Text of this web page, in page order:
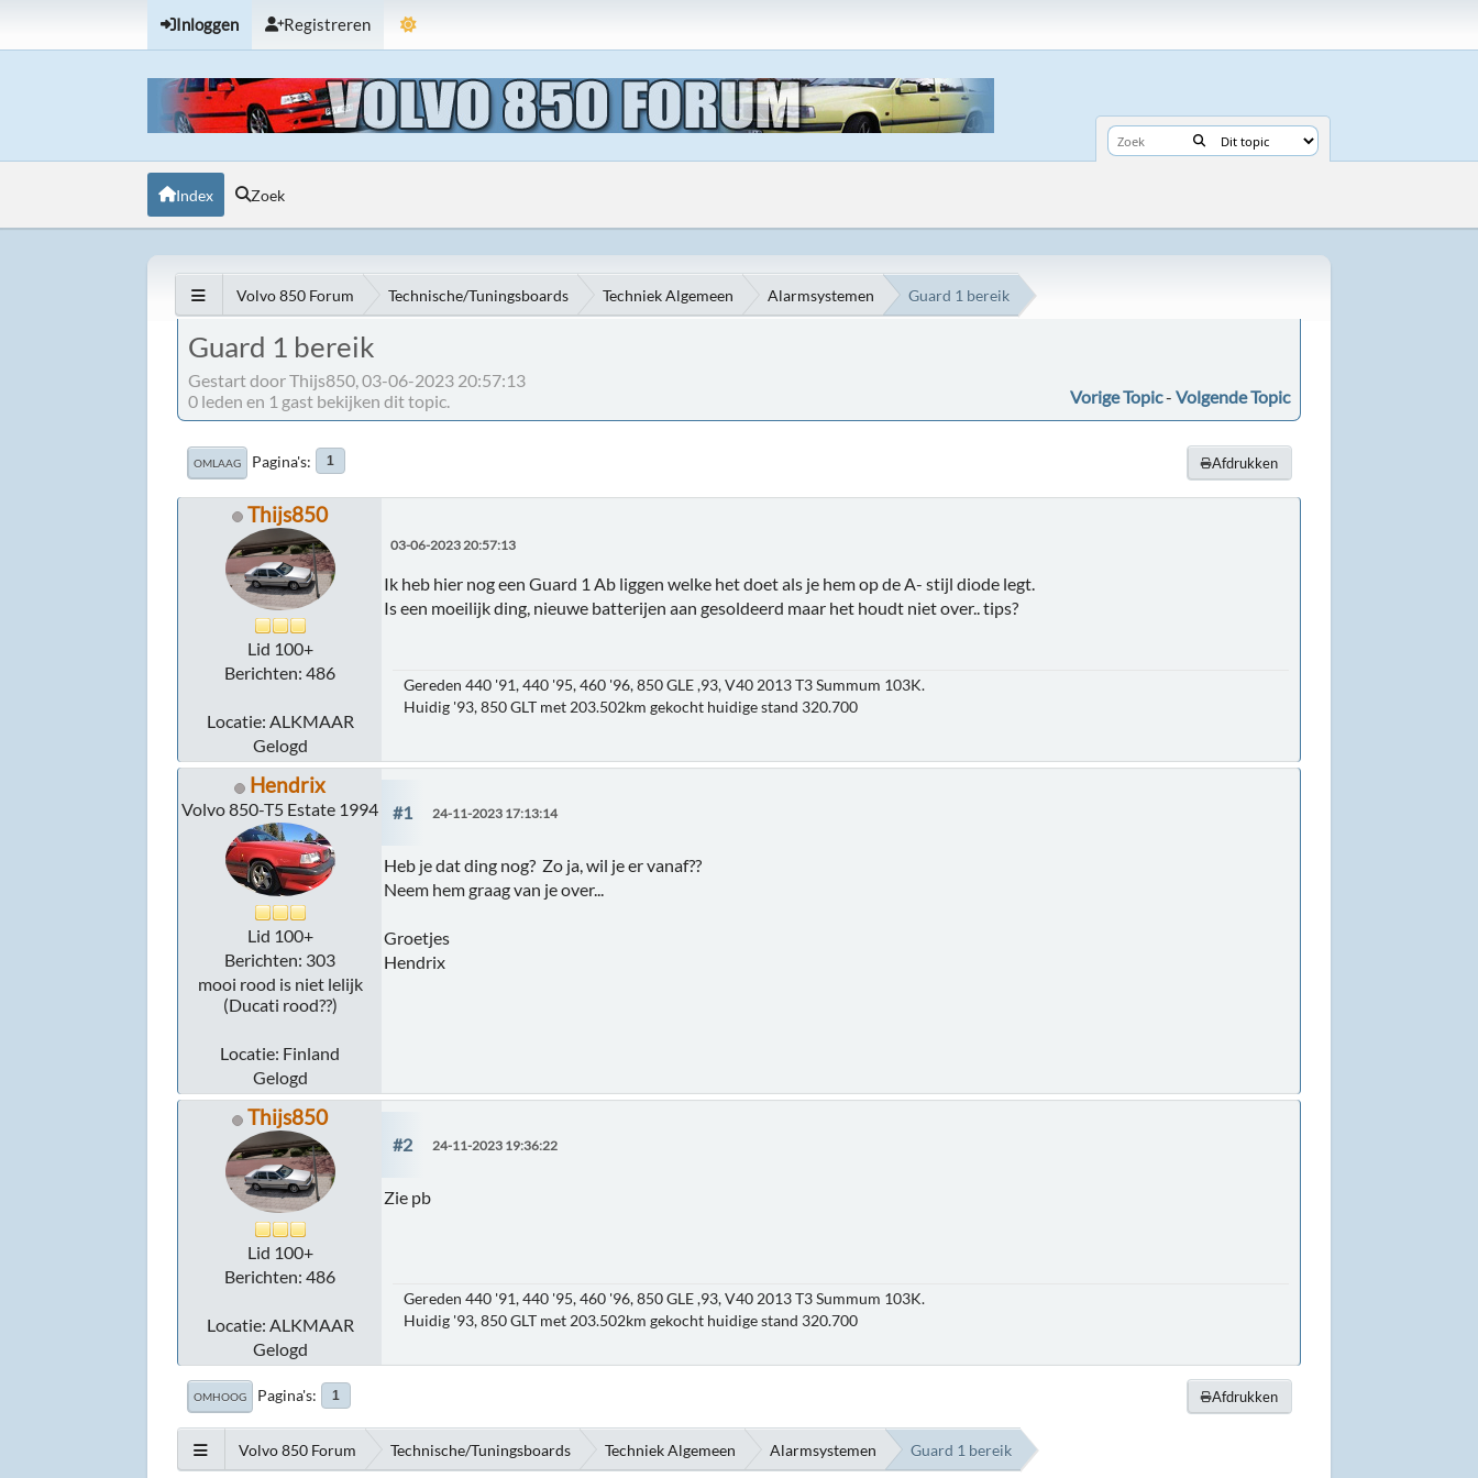
Inloggen Registreren
Index Zoek
Volvo 850 Forum Technische/Tuningsboards Techniek Algemeen Alarmsystemen Guard 1 bereik
Guard 1 bereik
Gestart door Thijs850, 03-06-2023 20:57:13
Vorige Topic- Volgende Topic
0 leden en 1 gast bekijken dit topic.
Afdrukken
OMLAAG Pagina's 1
Thijs850
Lid 100+
Berichten: 486
Locatie: ALKMAAR
Gelogd
03-06-2023 20:57:13
Ik heb hier nog een Guard 1 Ab liggen welke het doet als je hem op de A- stijl diode legt.
Is een moeilijk ding, nieuwe batterijen aan gesoldeerd maar het houdt niet over.. tips?
Gereden 440 '91, 440 '95, 460 '96, 850 GLE ,93, V40 2013 T3 Summum 103K.
Huidig '93, 850 GLT met 203.502km gekocht huidige stand 320.700
Hendrix
Volvo 850-T5 Estate 1994
Lid 100+
Berichten: 303
mooi rood is niet lelijk
(Ducati rood??)
Locatie: Finland
Gelogd
#1 24-11-2023 17:13:14
Heb je dat ding nog? Zo ja, wil je er vanaf??
Neem hem graag van je over...
Groetjes
Hendrix
Thijs850
Lid 100+
Berichten: 486
Locatie: ALKMAAR
Gelogd
#2 24-11-2023 19:36:22
Zie pb
Gereden 440 '91, 440 '95, 460 '96, 850 GLE ,93, V40 2013 T3 Summum 103K.
Huidig '93, 850 GLT met 203.502km gekocht huidige stand 320.700
Afdrukken
OMHOOG Pagina's 1
Volvo 850 Forum Technische/Tuningsboards Techniek Algemeen Alarmsystemen Guard 1 bereik